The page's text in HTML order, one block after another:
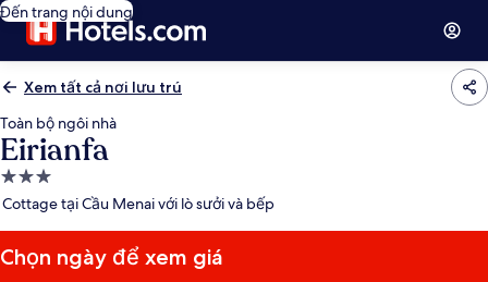
Đến trang nội dung
Xem tất cả nơi lưu trú
Toàn bộ ngôi nhà
Eirianfa
Nơi
lưu
3.0
sao
Cottage tại Cầu Menai với lò sưởi và bếp
Chọn ngày để xem giá